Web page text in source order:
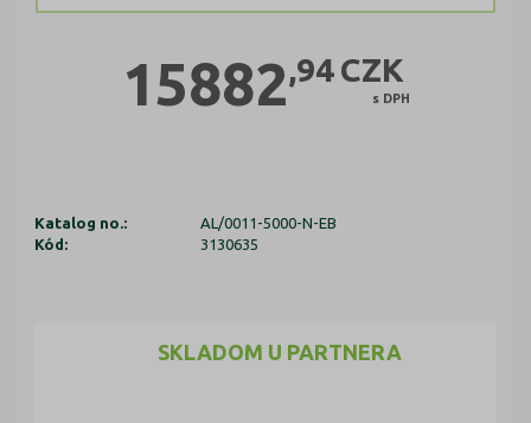
15882,94 CZK
s DPH
Katalog no.:
AL/0011-5000-N-EB
Kód:
3130635
SKLADOM U PARTNERA